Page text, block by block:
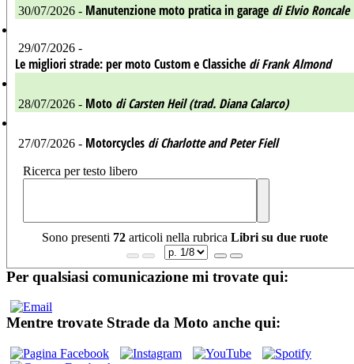
30/07/2026 - Manutenzione moto pratica in garage di Elvio Roncale
29/07/2026 -
Le migliori strade: per moto Custom e Classiche di Frank Almond
28/07/2026 - Moto di Carsten Heil (trad. Diana Calarco)
27/07/2026 - Motorcycles di Charlotte and Peter Fiell
Ricerca per testo libero
Sono presenti 72articoli nella rubrica Libri su due ruote
Per qualsiasi comunicazione mi trovate qui:
Mentre trovate Strade da Moto anche qui: